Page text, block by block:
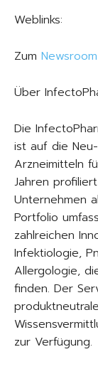
Weblinks:
Zum
Über
Die
ist auf die
Arzneimitteln
Jahren
Unternehmen
Portfolio
zahlreichen
Infektiologie,
Allergologie,
finden. Der
zur Verfügung.